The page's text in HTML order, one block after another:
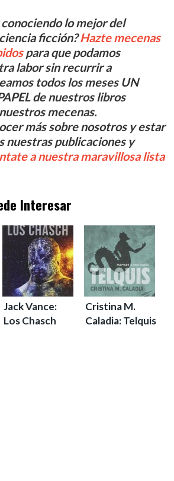
lo mejor del
ficción?Hazte mecenas
para que podamos
labor sin recurrir a
todos los meses UN
de nuestros libros
mecenas.
más sobre nosotros y estar
nuestras publicaciones y
a nuestra maravillosa lista
Interesar
Jack Vance:
Los Chasch
Cristina M.
Caladia: Telquis